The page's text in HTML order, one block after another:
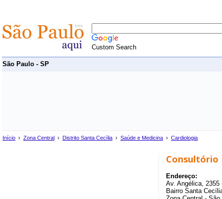
Custom Search
São Paulo - SP
Início › Zona Central › Distrito Santa Cecília › Saúde e Medicina › Cardiologia
Consultório
Endereço:
Av. Angélica, 2355
Bairro Santa